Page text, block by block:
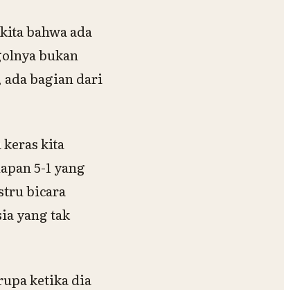
bahwa ada
bukan
ada bagian dari
kita
5-1 yang
bicara
yang tak
ketika dia